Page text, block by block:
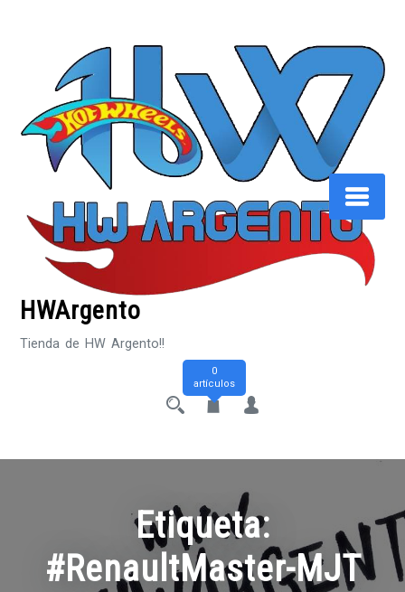
HWArgento
Tienda de HW Argento!!
0
artículos
Etiqueta:
#RenaultMaster-MJT